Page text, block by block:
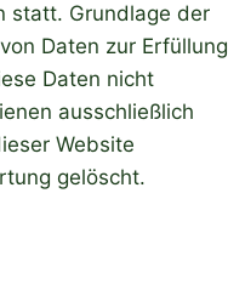
statt. Grundlage der
Daten zur Erfüllung
Daten nicht
ausschließlich
Website
gelöscht.